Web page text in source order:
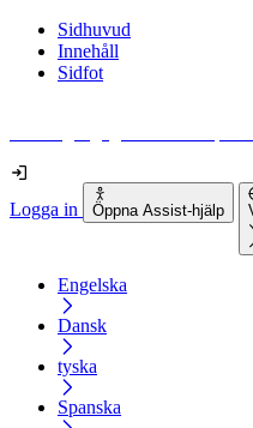
Sidhuvud
Innehåll
Sidfot
Logga in Öppna Assist-hjälp
Engelska
Dansk
tyska
Spanska